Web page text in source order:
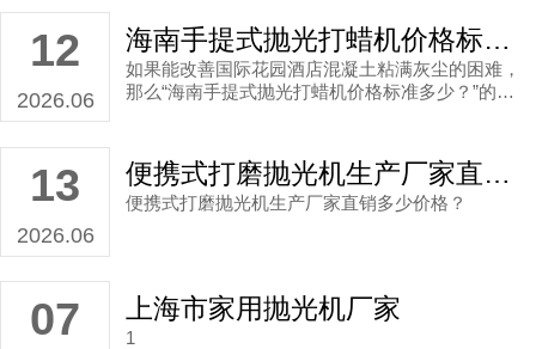
12
2026.06
海南手提式抛光打蜡机价格标准多少？
如果能改善国际花园酒店混凝土粘满灰尘的困难，
那么“海南手提式抛光打蜡机价格标准多少？”的疑
13
2026.06
便携式打磨抛光机生产厂家直销多少价格？
便携式打磨抛光机生产厂家直销多少价格？
07 上海市家用抛光机厂家
1